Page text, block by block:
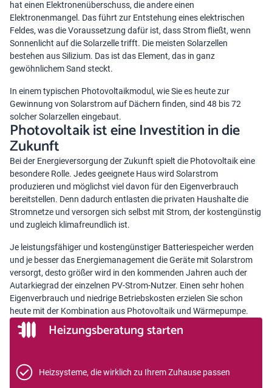
hat einen Elektronenüberschuss, die andere einen
Elektronenmangel. Das führt zur Entstehung eines elektrischen
Feldes, was die Voraussetzung dafür ist, dass Strom fließt, wenn
Sonnenlicht auf die Solarzelle trifft. Die meisten Solarzellen
bestehen aus Silizium. Das ist das Element, das in ganz
gewöhnlichem Sand steckt.
In einem typischen Photovoltaikmodul, wie Sie es heute zur
Gewinnung von Solarstrom auf Dächern finden, sind 48 bis 72
solcher Solarzellen eingebaut.
Photovoltaik ist eine Investition in die
Zukunft
Bei der Energieversorgung der Zukunft spielt die Photovoltaik eine
besondere Rolle. Jedes geeignete Haus wird Solarstrom
produzieren und möglichst viel davon für den Eigenverbrauch
bereitstellen. Denn dadurch entlasten die privaten Haushalte die
Stromnetze und versorgen sich selbst mit Strom, der kostengünstig
und zugleich klimafreundlich ist.
Je leistungsfähiger und kostengünstiger Batteriespeicher werden
und je besser das Energiemanagement die Geräte mit Solarstrom
versorgt, desto größer wird in den kommenden Jahren auch der
Autarkiegrad der einzelnen PV-Strom-Nutzer. Einen sehr hohen
Eigenverbrauch und niedrige Betriebskosten erzielen Sie schon
heute mit der Kombination aus Photovoltaik und Wärmepumpe.
Heizungsberatung starten
Heizsysteme, die wirklich zu Ihrem Zuhause passen